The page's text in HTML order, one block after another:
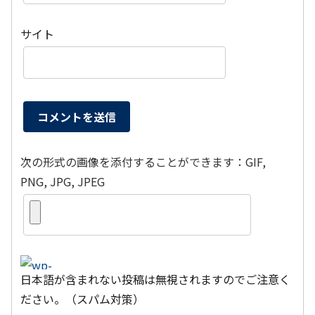
サイト
次の形式の画像を添付することができます：GIF,
PNG, JPG, JPEG
日本語が含まれない投稿は無視されますのでご注意く
ださい。（スパム対策）